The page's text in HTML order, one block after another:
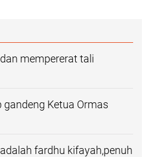
mempererat tali
Ketua Ormas
fardhu kifayah,penuh